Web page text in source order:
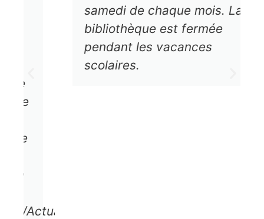
Secheresse-
samedi de chaque mois. La
bibliothèque est fermée
pendant les vacances
scolaires.